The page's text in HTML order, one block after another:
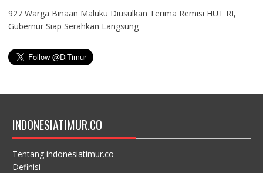
927 Warga Binaan Maluku Diusulkan Terima Remisi HUT RI,
Gubernur Siap Serahkan Langsung
INDONESIATIMUR.CO
Tentang indonesiatimur.co
Definisi